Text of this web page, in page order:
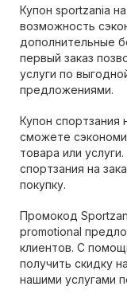
Купон sportzania
возможность
дополнительные
первый заказ
услуги по
предложениями.
Купон спортзания
сможете
товара или
спортзания на
покупку.
Промокод
promotional
клиентов. С
получить скидку
нашими услугами